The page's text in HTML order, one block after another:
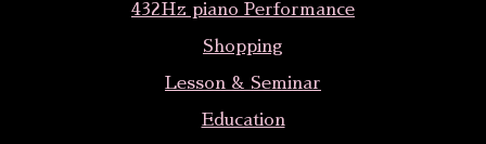
432Hz piano Performance
Shopping
Lesson & Seminar
Education